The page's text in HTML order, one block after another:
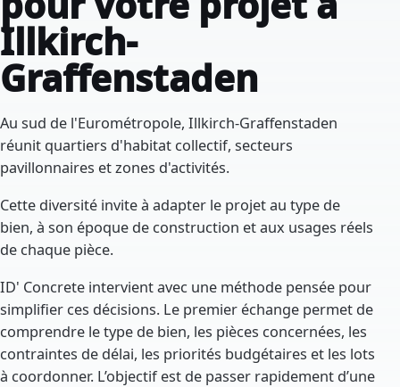
Illkirch-
Graffenstaden
Au sud de l'Eurométropole, Illkirch-Graffenstaden
réunit quartiers d'habitat collectif, secteurs
pavillonnaires et zones d'activités.
Cette diversité invite à adapter le projet au type de
bien, à son époque de construction et aux usages réels
de chaque pièce.
ID' Concrete intervient avec une méthode pensée pour
simplifier ces décisions. Le premier échange permet de
comprendre le type de bien, les pièces concernées, les
contraintes de délai, les priorités budgétaires et les lots
à coordonner. L’objectif est de passer rapidement d’une